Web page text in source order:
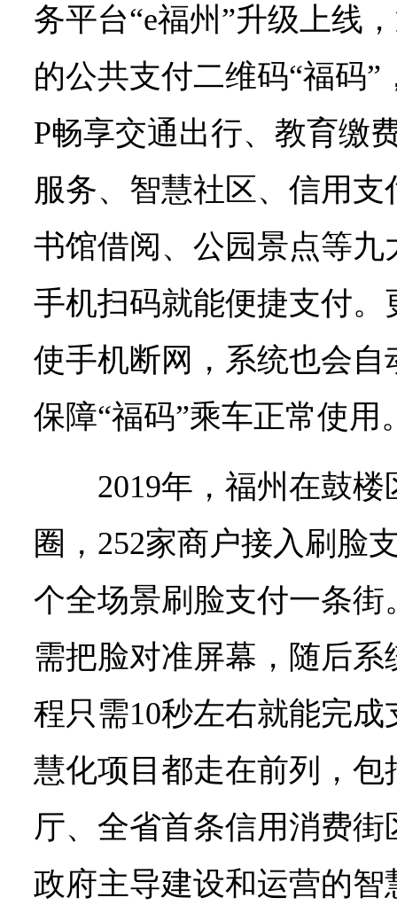
务平台“e福州”升级上线
的公共支付二维码“福码
P畅享交通出行、教育缴
服务、智慧社区、信用
书馆借阅、公园景点等
手机扫码就能便捷支付
使手机断网，系统也会自
保障“福码”乘车正常使用
2019年，福州在鼓
圈，252家商户接入刷脸
个全场景刷脸支付一条
需把脸对准屏幕，随后
程只需10秒左右就能完
慧化项目都走在前列，
厅、全省首条信用消费
政府主导建设和运营的智